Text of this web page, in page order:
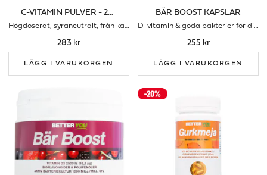
C-VITAMIN PULVER - 250 G
Högdoserat, syraneutralt, från kalciumaskorbat
283 kr
LÄGG I VARUKORGEN
BÄR BOOST KAPSLAR
D-vitamin & goda bakterier för ditt immunförsvar
255 kr
LÄGG I VARUKORGEN